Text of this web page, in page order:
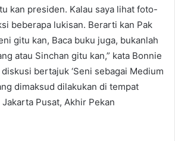
kan presiden. Kalau saya lihat foto-
beberapa lukisan. Berarti kan Pak
gitu kan, Baca buku juga, bukanlah
atau Sinchan gitu kan,” kata Bonnie
bertajuk ‘Seni sebagai Medium
dimaksud dilakukan di tempat
Pusat, Akhir Pekan